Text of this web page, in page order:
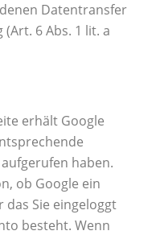
Datentransfer
6 Abs. 1 lit. a
erhält Google
haben.
ob Google ein
Sie eingeloggt
besteht. Wenn